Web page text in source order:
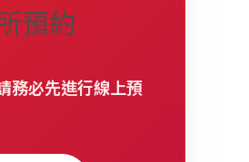
預約
務必先進行線上預